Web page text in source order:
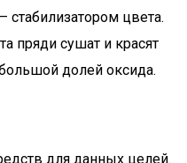
цвета.
пряди сушат и красят
долей оксида.
для данных целей.